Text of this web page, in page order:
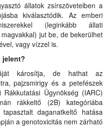
állatok zsírszöveteiben a
kiválasztódik. Az emberi
(leginkább állati
jut be, de bekerülhet
vagy vízzel is.
jelent?
károsítja, de hathat az
pajzsmirigy és a petefészek
Ügynökség (IARC)
rákkeltő (2B) kategóriába
daganatkeltő hatása
a genotoxicitás nem zárható